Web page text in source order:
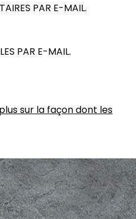
PAR E-MAIL.
PAR E-MAIL.
sur la façon dont les